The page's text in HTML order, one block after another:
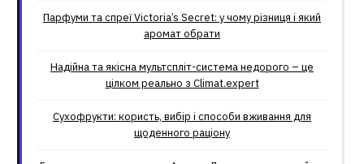
Парфуми та спреї Victoria’s Secret: у чому різниця і який
аромат обрати
Надійна та якісна мультспліт-система недорого – це
цілком реально з Climat.еxpert
Сухофрукти: користь, вибір і способи вживання для
щоденного раціону